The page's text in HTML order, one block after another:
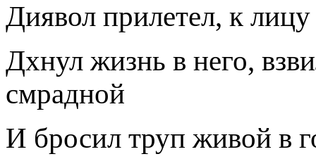
Диявол прилетел, к
Дхнул жизнь в него,
смрадной
И бросил труп живой в